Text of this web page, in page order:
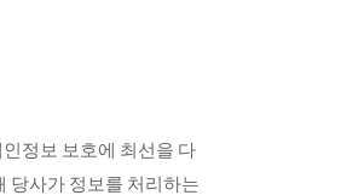
정보 보호에 최선을 다
당사가 정보를 처리하는